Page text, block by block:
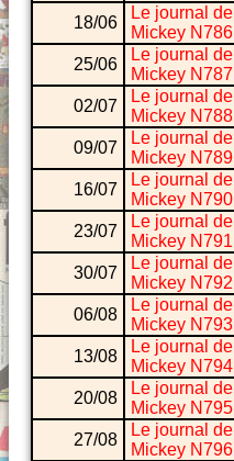
18/06
Le journal de
Mickey N786
25/06
Le journal de
Mickey N787
02/07
Le journal de
Mickey N788
09/07
Le journal de
Mickey N789
16/07
Le journal de
Mickey N790
23/07
Le journal de
Mickey N791
30/07
Le journal de
Mickey N792
06/08
Le journal de
Mickey N793
13/08
Le journal de
Mickey N794
20/08
Le journal de
Mickey N795
27/08
Le journal de
Mickey N796